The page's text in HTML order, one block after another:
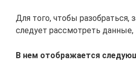
Для того, чтобы разобраться,
следует рассмотреть
В нем отображается